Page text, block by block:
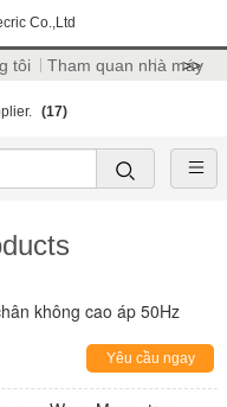
Co.,Ltd
tôi Tham quan nhà máy
>>
(17)
không cao áp 50Hz
Yêu cầu ngay